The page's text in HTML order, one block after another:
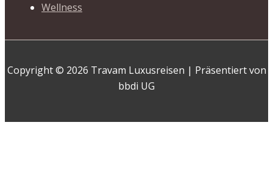
Wellness
Copyright © 2026 Travam Luxusreisen | Präsentiert von
bbdi UG